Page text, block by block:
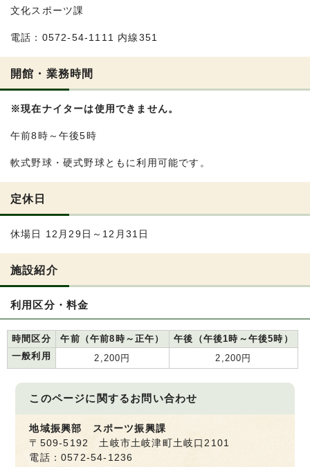
文化スポーツ課
電話：0572-54-1111 内線351
開館・業務時間
※現在ナイターは使用できません。
午前8時～午後5時
軟式野球・硬式野球ともに利用可能です。
定休日
休場日 12月29日～12月31日
施設紹介
利用区分・料金
時間区分 午前（午前8時～正午）
午後（午後1時～午後5時）
一般利用
2,200円 2,200円
このページに関するお問い合わせ
地域振興部 スポーツ振興課
〒509-5192 土岐市土岐津町土岐口2101
電話：0572-54-1236